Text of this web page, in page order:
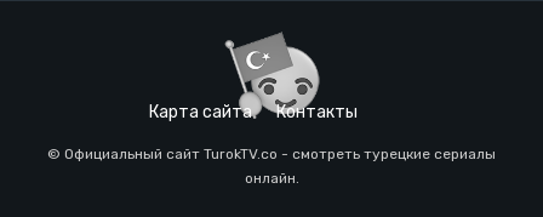
Карта сайта Контакты
© Официальный сайт TurokTV.co - смотреть турецкие сериалы
онлайн.